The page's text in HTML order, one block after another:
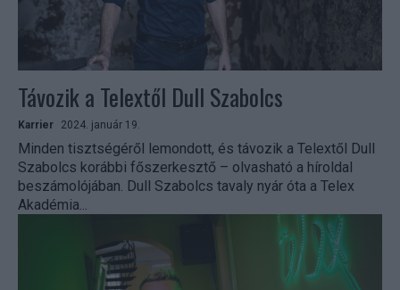
Távozik a Telextől Dull Szabolcs
Karrier 2024. január 19.
Minden tisztségéről lemondott, és távozik a Telextől Dull
Szabolcs korábbi főszerkesztő – olvasható a híroldal
beszámolójában. Dull Szabolcs tavaly nyár óta a Telex
Akadémia...